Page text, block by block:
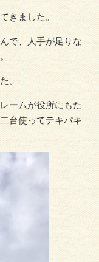
きました。
で、人手が足りな
。
ームが役所にもた
台使ってテキパキ